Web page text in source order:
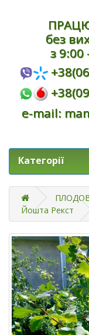
без
з 9:00
e-mail:
Категорії
Йошта Рекст